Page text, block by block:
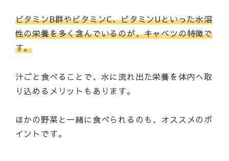
ビタミンB群やビタミンC、ビタミンUといった水溶
性の栄養を多く含んでいるのが、キャベツの特徴で
す。
汁ごと食べることで、水に流れ出た栄養を体内へ取
り込めるメリットもあります。
ほかの野菜と一緒に食べられるのも、オススメのポ
イントです。